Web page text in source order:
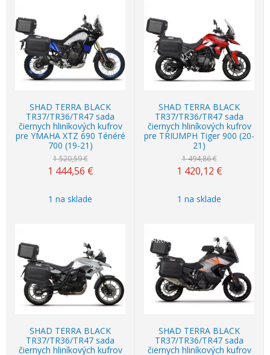
Akcia
SHAD TERRA BLACK
TR37/TR36/TR47 sada
čiernych hliníkových kufrov
pre YMAHA XTZ 690 Ténéré
700 (19-21)
1 520,59 €
1 444,56 €
1 na sklade
Akcia
SHAD TERRA BLACK
TR37/TR36/TR47 sada
čiernych hliníkových kufrov
pre TRIUMPH Tiger 900 (20-
21)
1 494,86 €
1 420,12 €
1 na sklade
SHAD TERRA BLACK
TR37/TR36/TR47 sada
čiernych hliníkových kufrov
Akcia
SHAD TERRA BLACK
TR37/TR36/TR47 sada
čiernych hliníkových kufrov